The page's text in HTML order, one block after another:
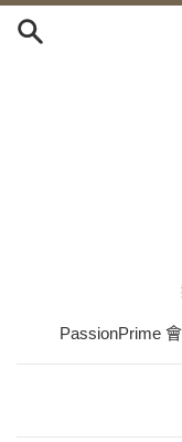
跳
PassionPrime